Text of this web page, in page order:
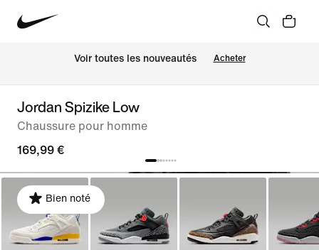
Voir toutes les nouveautés Acheter
Jordan Spizike Low
Chaussure pour homme
169,99 €
Bien noté